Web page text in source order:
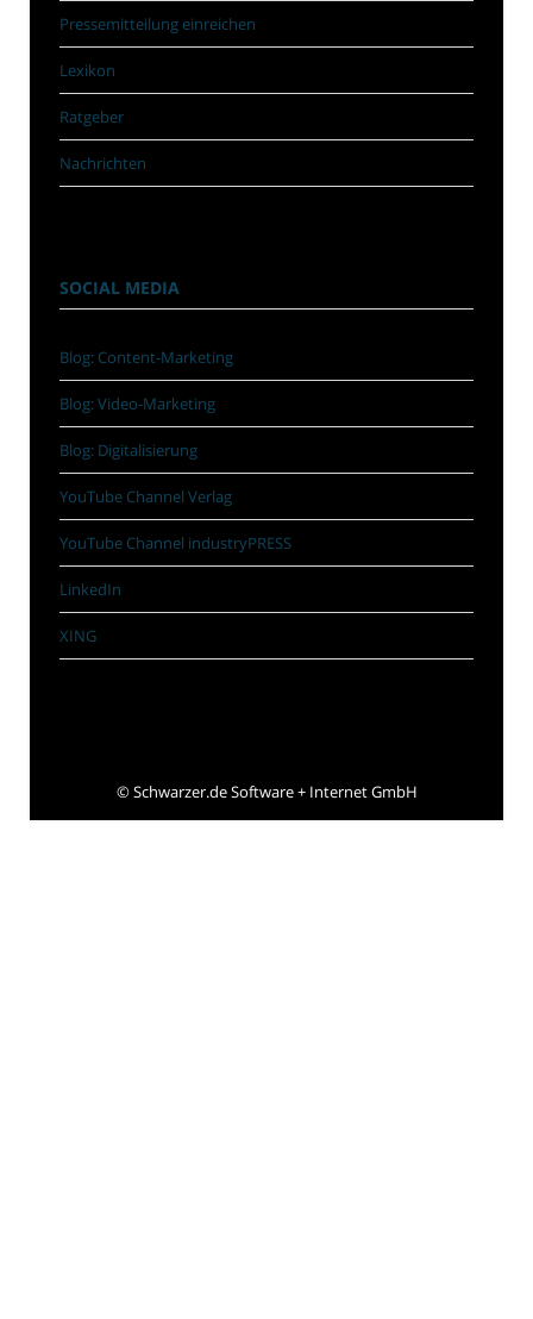
Pressemitteilung einreichen
Lexikon
Ratgeber
Nachrichten
SOCIAL MEDIA
Blog: Content-Marketing
Blog: Video-Marketing
Blog: Digitalisierung
YouTube Channel Verlag
YouTube Channel industryPRESS
LinkedIn
XING
©Schwarzer.de Software + Internet GmbH